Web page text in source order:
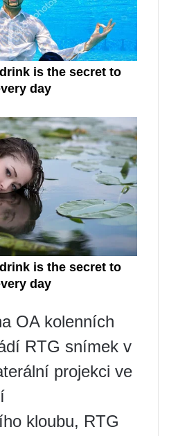
OA kolenních
RTG snímek v
projekci ve
kloubu, RTG